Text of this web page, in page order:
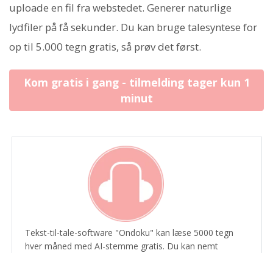
uploade en fil fra webstedet. Generer naturlige
lydfiler på få sekunder. Du kan bruge talesyntese for
op til 5.000 tegn gratis, så prøv det først.
Kom gratis i gang - tilmelding tager kun 1
minut
Tekst-til-tale-software "Ondoku" kan læse 5000 tegn
hver måned med AI-stemme gratis. Du kan nemt